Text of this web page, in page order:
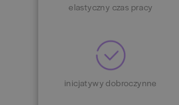
elastyczny czas pracy
inicjatywy dobroczynne